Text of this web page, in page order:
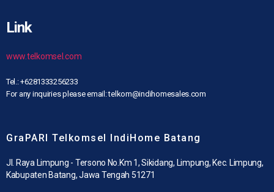
Link
www.telkomsel.com
Tel.: +6281333256233
For any inquiries please email: telkom@indihomesales.com
GraPARI Telkomsel IndiHome Batang
Jl. Raya Limpung - Tersono No.Km 1, Sikidang, Limpung, Kec. Limpung,
Kabupaten Batang, Jawa Tengah 51271